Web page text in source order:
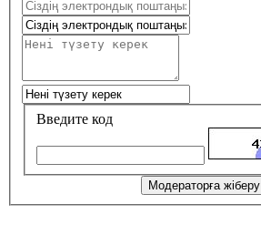
Введите код
Модераторға жіберу